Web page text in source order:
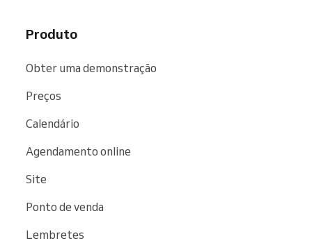
Produto
Obter uma demonstração
Preços
Calendário
Agendamento online
Site
Ponto de venda
Lembretes